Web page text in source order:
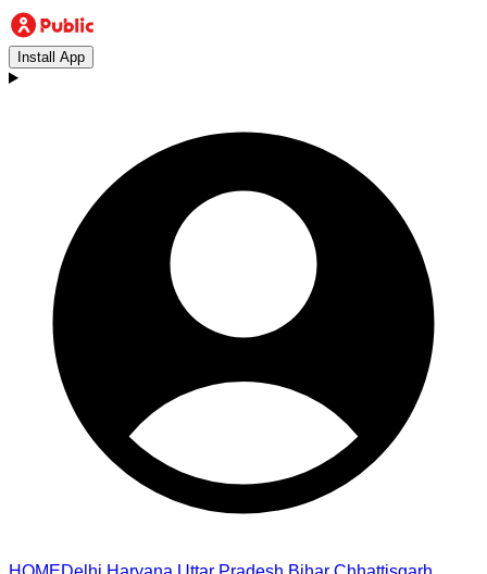
Install App